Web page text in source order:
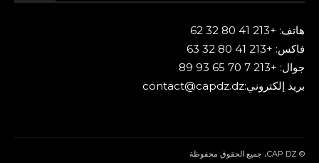
هاتف: +213 41 80 32 62
فاكس: +213 41 80 32 63
جوال: +213 7 70 65 93 89
بريد إلكتروني:contact@capdz.dz
© CAP DZ، جميع الحقوق محفوظة